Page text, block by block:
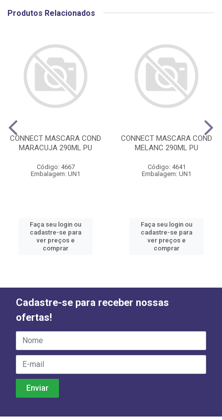
Produtos Relacionados
CONNECT MASCARA COND
MARACUJA 290ML PU
Código: 4667
Embalagem: UN1
Faça seu login ou
cadastre-se para
ver preços e
comprar
CONNECT MASCARA COND
MELANC 290ML PU
Código: 4641
Embalagem: UN1
Faça seu login ou
cadastre-se para
ver preços e
comprar
Cadastre-se para receber nossas
ofertas!